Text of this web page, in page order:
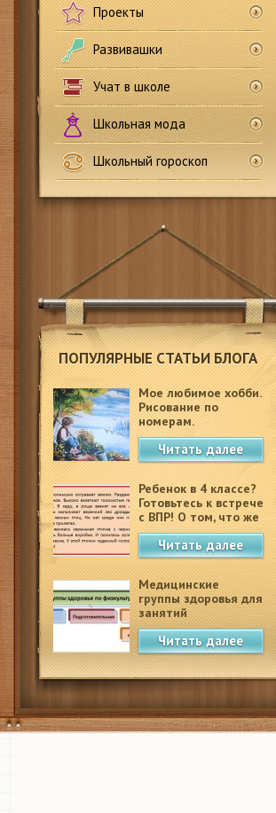
Проекты
Развивашки
Учат в школе
Школьная мода
Школьный гороскоп
ПОПУЛЯРНЫЕ СТАТЬИ БЛОГА
Мое любимое хобби.
Рисование по
номерам.
Читать далее
Ребенок в 4 классе?
Готовьтесь к встрече
с ВПР! О том, что же
это такое.
Читать далее
Медицинские
группы здоровья для
занятий
физкультурой в
школеЧитать далее